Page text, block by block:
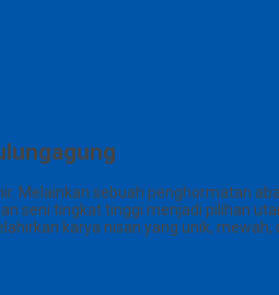
Melainkan sebuah penghormatan
seni tingkat tinggi menjadi pilihan
karya nisan yang unik, mewah,